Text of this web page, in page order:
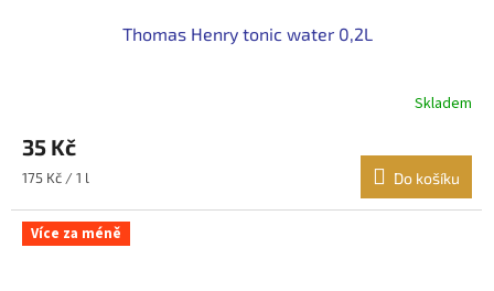
Thomas Henry tonic water 0,2L
Skladem
35 Kč
Měrná
175 Kč / 1 l Do košíku
Více za méně